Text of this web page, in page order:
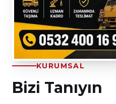
KURUMSAL
Bizi Tanıyın